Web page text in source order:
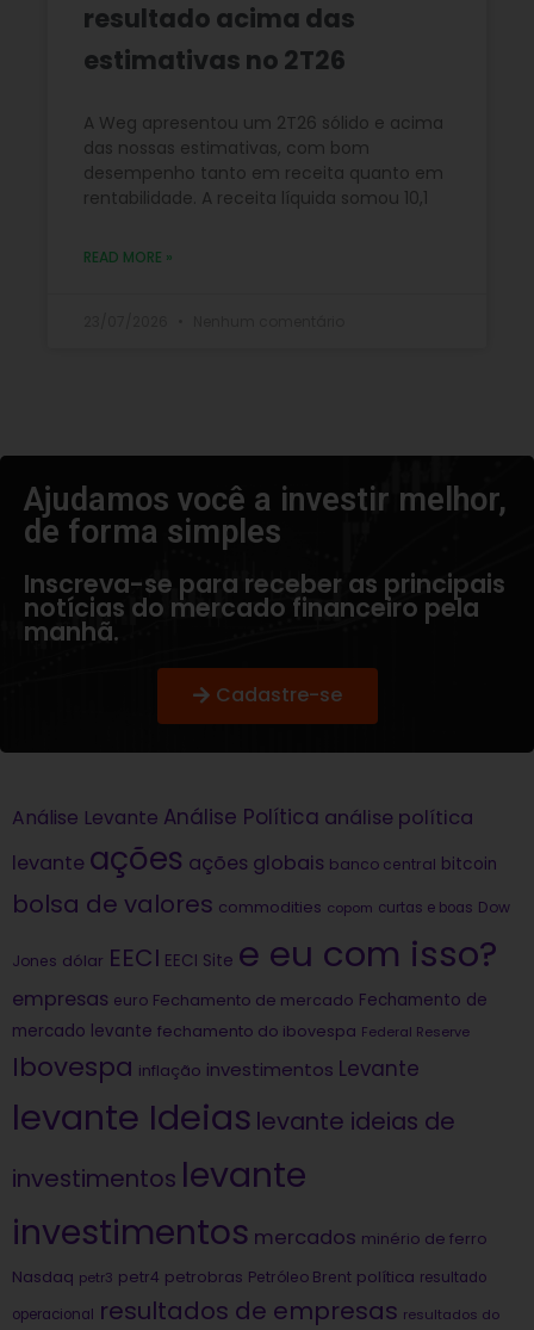
resultado acima das
estimativas no 2T26
A Weg apresentou um 2T26 sólido e acima
das nossas estimativas, com bom
desempenho tanto em receita quanto em
rentabilidade. A receita líquida somou 10,1
READ MORE »
Ajudamos você a investir melhor,
de forma simples​
Inscreva-se para receber as principais
notícias do mercado financeiro pela
manhã.
Cadastre-se
Análise Levante Análise Política análise política
levante ações ações globais banco central bitcoin
bolsa de valores commodities copom curtas e boas Dow
Jones dólar EECI EECI Site e eu com isso?
empresas euro Fechamento de mercado Fechamento de
mercado levante fechamento do ibovespa Federal Reserve
Ibovespa inflação investimentos Levante
levante Ideias levante ideias de
investimentos levante
investimentos mercados minério de ferro
Nasdaq petr3 petr4 petrobras Petróleo Brent política resultado
operacional resultados de empresas resultados do